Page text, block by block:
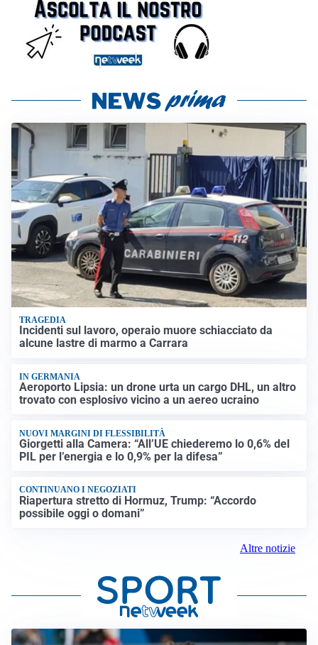
TRAGEDIA
Incidenti sul lavoro, operaio muore schiacciato da
alcune lastre di marmo a Carrara
IN GERMANIA
Aeroporto Lipsia: un drone urta un cargo DHL, un altro
trovato con esplosivo vicino a un aereo ucraino
NUOVI MARGINI DI FLESSIBILITÀ
Giorgetti alla Camera: “All’UE chiederemo lo 0,6% del
PIL per l’energia e lo 0,9% per la difesa”
CONTINUANO I NEGOZIATI
Riapertura stretto di Hormuz, Trump: “Accordo
possibile oggi o domani”
Altre notizie